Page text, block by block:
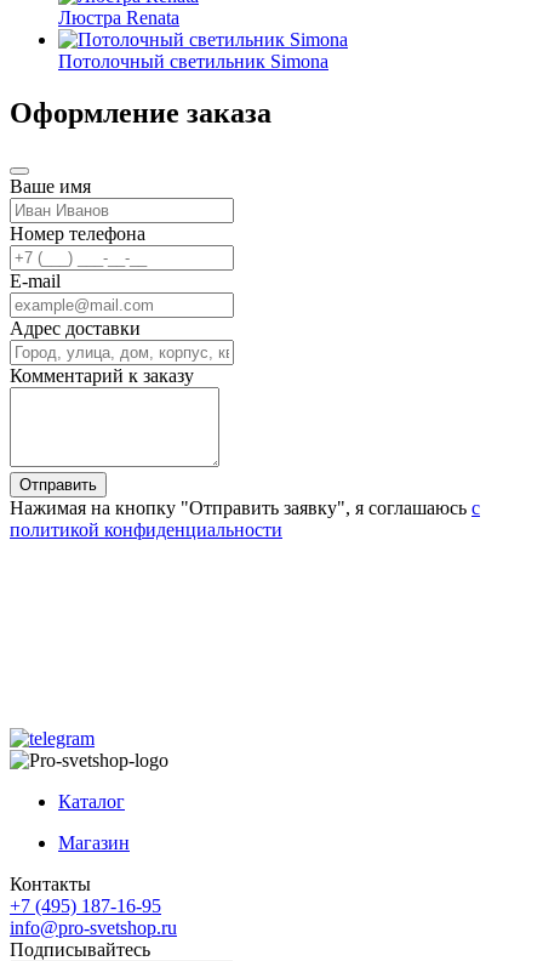
Люстра Renata
Потолочный светильник Simona
Оформление заказа
Ваше имя
Номер телефона
E-mail
Адрес доставки
Комментарий к заказу
Отправить
Нажимая на кнопку "Отправить заявку", я соглашаюсь с
политикой конфиденциальности
Каталог
Магазин
Контакты
+7 (495) 187-16-95
info@pro-svetshop.ru
Подписывайтесь